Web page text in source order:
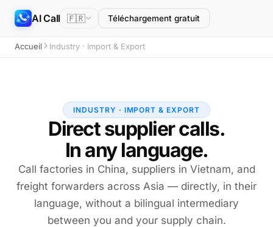
AI Call 🇫🇷 Téléchargement gratuit
Accueil Industry · Import & Export
INDUSTRY · IMPORT & EXPORT
Direct supplier calls.
In any language.
Call factories in China, suppliers in Vietnam, and
freight forwarders across Asia — directly, in their
language, without a bilingual intermediary
between you and your supply chain.